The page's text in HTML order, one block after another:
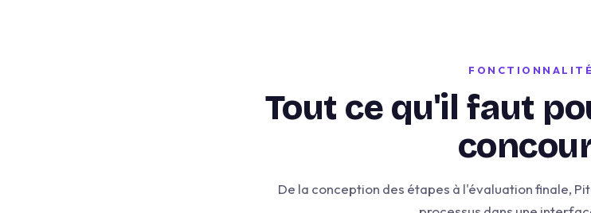
Tout ce qu'il faut
De la conception des étapes à l'évaluation finale,